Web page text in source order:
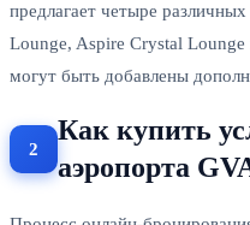
предлагает четыре
Lounge, Aspire Crystal
могут быть добавлены
Как купить
аэропорта